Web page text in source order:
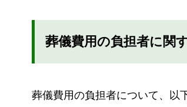
葬儀費用の負担者に関
葬儀費用の負担者について、以